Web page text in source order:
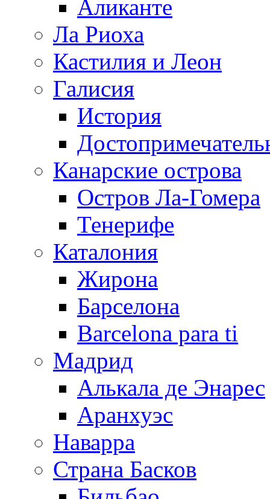
Аликанте
Ла Риоха
Кастилия и Леон
Галисия
История
Канарские острова
Остров Ла-Гомера
Тенерифе
Каталония
Жирона
Барселона
Barcelona para ti
Мадрид
Алькала де Энарес
Аранхуэс
Наварра
Страна Басков